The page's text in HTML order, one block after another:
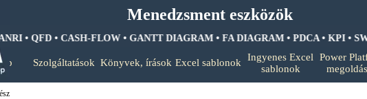
Menedzsment eszközök
QFD • CASH-FLOW • GANTT DIAGRAM • FA DIAGRAM • PDCA • KPI •
Szolgáltatások Könyvek, írások ▼
Excel sablonok ▼
Ingyenes Excel
sablonok
▼
Power